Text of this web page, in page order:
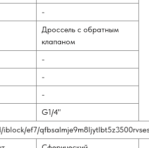
-
Дроссель с обратным
клапаном
-
-
-
G1/4"
iblock/ef7/